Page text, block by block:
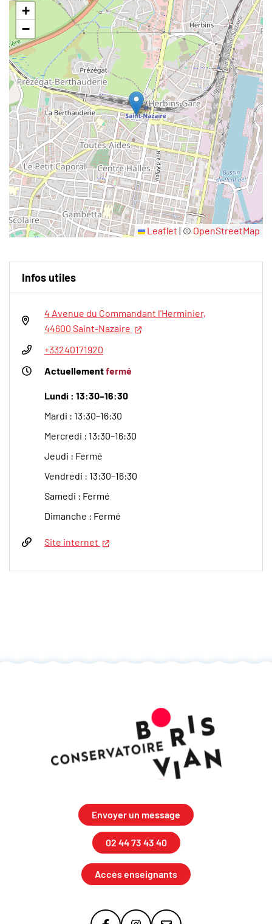
+
−
Leaflet | © OpenStreetMap
Infos utiles
4 Avenue du Commandant l'Herminier,
44600 Saint-Nazaire
(nouvelle fenêtre)
+33240171920
Actuellementfermé
Lundi : 13:30–16:30
Mardi : 13:30–16:30
Mercredi : 13:30–16:30
Jeudi : Fermé
Vendredi : 13:30–16:30
Samedi : Fermé
Dimanche : Fermé
Site internet (nouvelle fenêtre)
Envoyer un message
02 44 73 43 40
Accès enseignants